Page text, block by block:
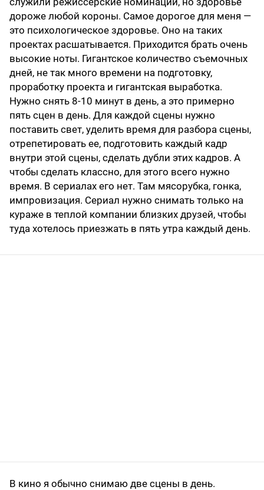
дороже любой короны. Самое дорогое для меня —
это психологическое здоровье. Оно на таких
проектах расшатывается. Приходится брать очень
высокие ноты. Гигантское количество съемочных
дней, не так много времени на подготовку,
проработку проекта и гигантская выработка.
Нужно снять 8-10 минут в день, а это примерно
пять сцен в день. Для каждой сцены нужно
поставить свет, уделить время для разбора сцены,
отрепетировать ее, подготовить каждый кадр
внутри этой сцены, сделать дубли этих кадров. А
чтобы сделать классно, для этого всего нужно
время. В сериалах его нет. Там мясорубка, гонка,
импровизация. Сериал нужно снимать только на
кураже в теплой компании близких друзей, чтобы
туда хотелось приезжать в пять утра каждый день.
В кино я обычно снимаю две сцены в день.